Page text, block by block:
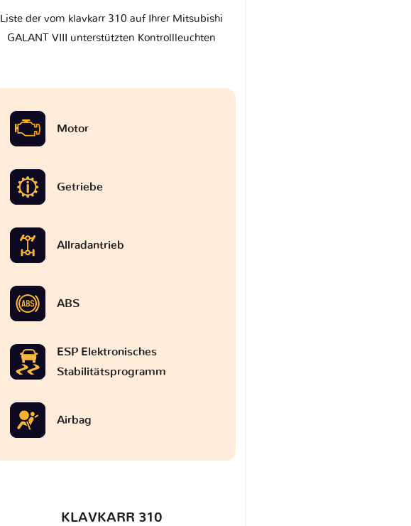
Liste der vom klavkarr 310 auf Ihrer Mitsubishi
GALANT VIII unterstützten Kontrollleuchten
Motor
Getriebe
Allradantrieb
ABS
ESP Elektronisches
Stabilitätsprogramm
Airbag
KLAVKARR 310